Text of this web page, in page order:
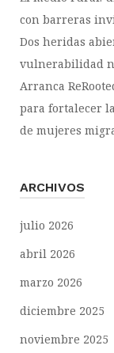
con barreras
Dos heridas
vulnerabilidad
Arranca
para fortalecer
de mujeres
ARCHIVOS
julio 2026
abril 2026
marzo 2026
diciembre 2025
noviembre 2025